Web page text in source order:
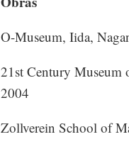
O-Museum, Iida,
21st Century Museum
2004
Zollverein School of